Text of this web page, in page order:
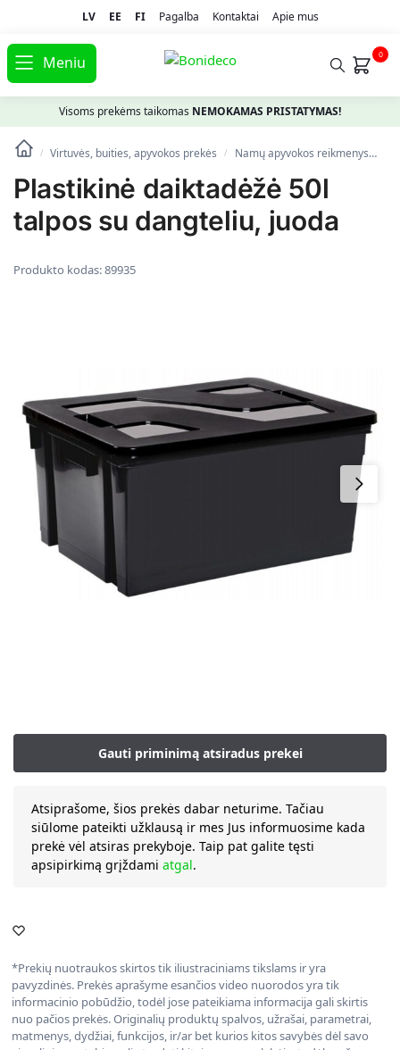
LV EE FI Pagalba Kontaktai Apie mus
Meniu 0
Visoms prekėms taikomas NEMOKAMAS PRISTATYMAS!
/ Virtuvės, buities, apyvokos prekės / Namų apyvokos reikmenys
Plastikinė daiktadėžė 50l
talpos su dangteliu, juoda
Produkto kodas:89935
Atsiprašome, šios prekės dabar neturime. Tačiau
siūlome pateikti užklausą ir mes Jus informuosime kada
prekė vėl atsiras prekyboje. Taip pat galite tęsti
apsipirkimą grįždami atgal.
*Prekių nuotraukos skirtos tik iliustraciniams tikslams ir yra
pavyzdinės. Prekės aprašyme esančios video nuorodos yra tik
informacinio pobūdžio, todėl jose pateikiama informacija gali skirtis
nuo pačios prekės. Originalių produktų spalvos, užrašai, parametrai,
matmenys, dydžiai, funkcijos, ir/ar bet kurios kitos savybės dėl savo